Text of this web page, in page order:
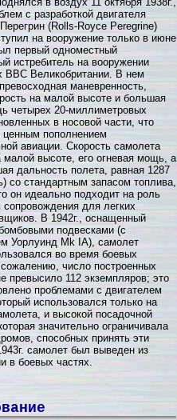
с разработкой двигателя
(Rolls-Royce Peregrine)
на вооружение только в июне
первый одноместный
истребитель на вооружении
ВВС Великобритании. В нем
маневренность,
на малой высоте и большая
четырех 20-миллиметровых
в носовой части, что
ценным пополнением
авиации. Скорость самолета
малой высоте, его огневая мощь, а
дальность полета, равная 1287
со стандартным запасом топлива,
он идеально подходит на роль
сопровождения для легких
В 1942г., оснащенный
подвесками (с
Уорлуинд Mk IA), самолет
во время боевых
число построенных
превысило 112 экземпляров; это
проблемами с двигателем
использовался только на
и высокой посадочной
значительно ограничивала
способных принять эти
самолет был выведен из
в боевых частях.